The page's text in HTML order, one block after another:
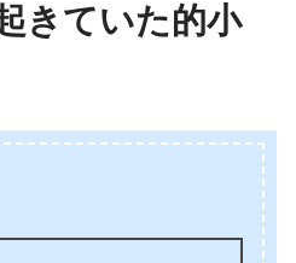
きていた的小